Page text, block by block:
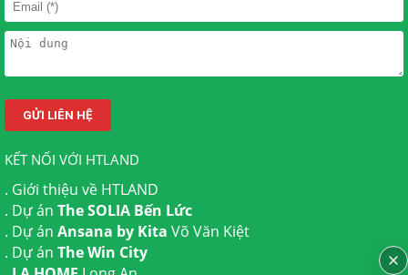
KẾT NỐI VỚI HTLAND
. Giới thiệu về HTLAND
. Dự án The SOLIA Bến Lức
. Dự án Ansana by Kita Võ Văn Kiệt
. Dự án The Win City